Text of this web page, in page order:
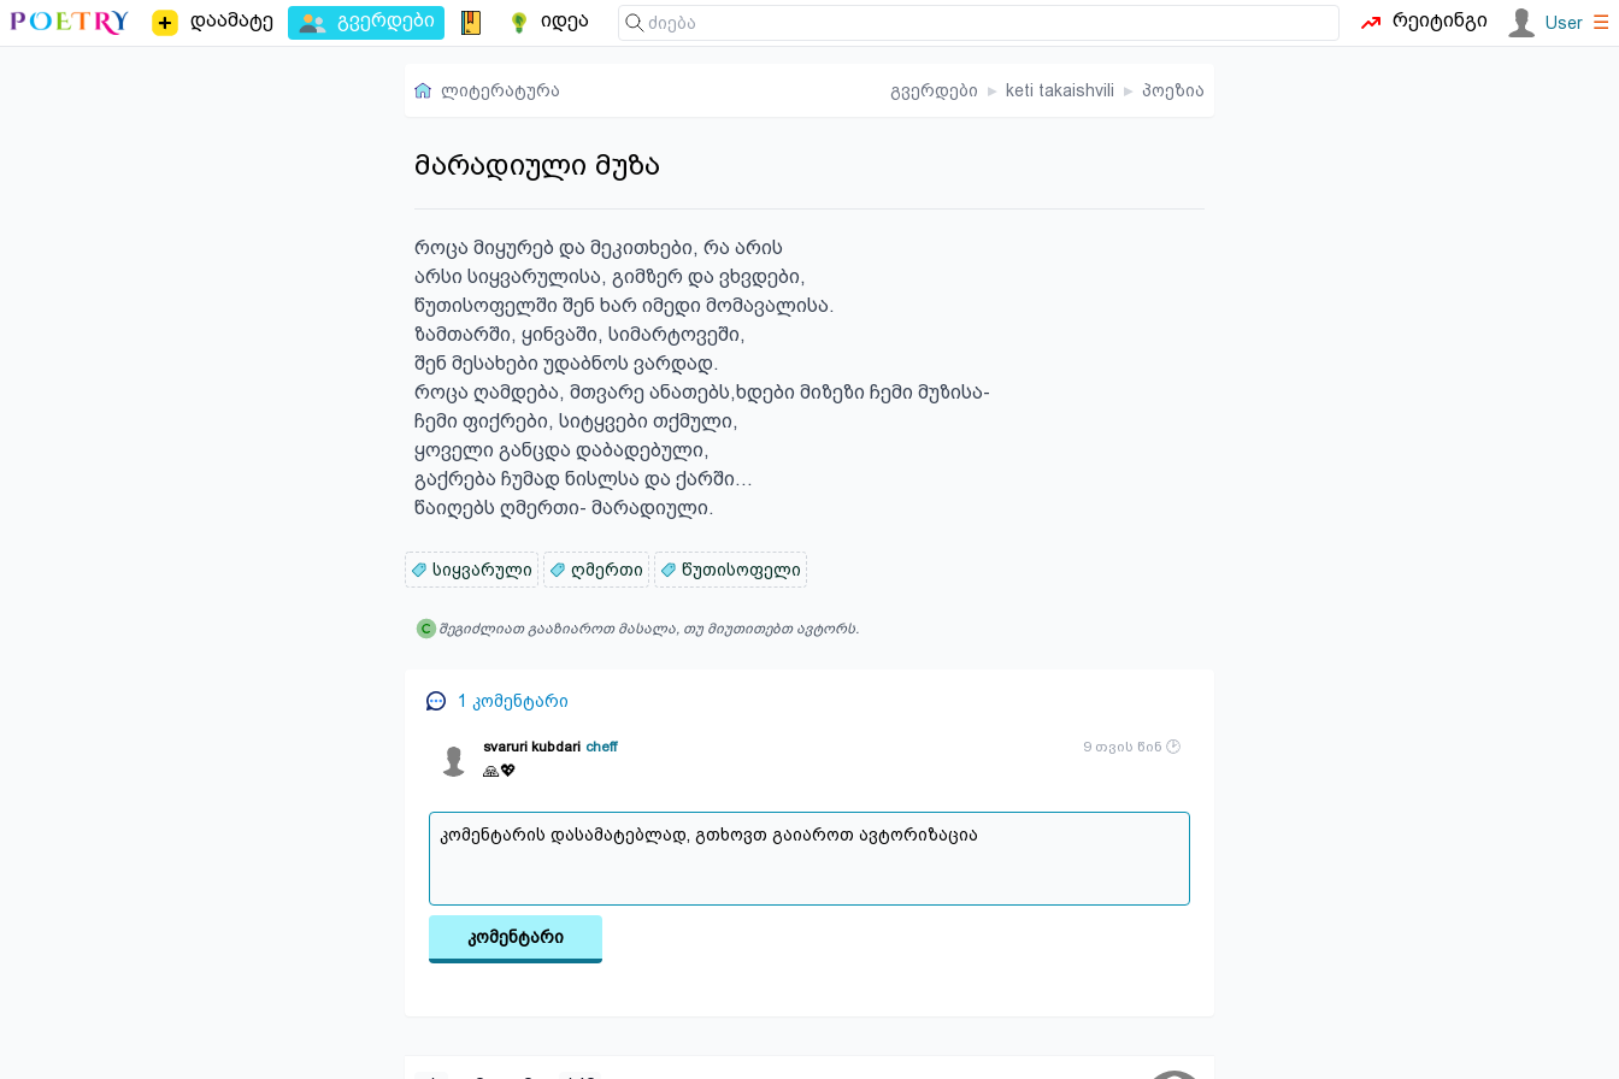
დაამატე გვერდები იდეა რეიტინგი User ☰
ლიტერატურა გვერდები ▸ keti takaishvili ▸ პოეზია
მარადიული მუზა
როცა მიყურებ და მეკითხები, რა არის
არსი სიყვარულისა, გიმზერ და ვხვდები,
წუთისოფელში შენ ხარ იმედი მომავალისა.
ზამთარში, ყინვაში, სიმარტოვეში,
შენ მესახები უდაბნოს ვარდად.
როცა ღამდება, მთვარე ანათებს,ხდები მიზეზი ჩემი მუზისა-
ჩემი ფიქრები, სიტყვები თქმული,
ყოველი განცდა დაბადებული,
გაქრება ჩუმად ნისლსა და ქარში...
წაიღებს ღმერთი- მარადიული.
სიყვარული ღმერთი წუთისოფელი
შეგიძლიათ გააზიაროთ მასალა, თუ მიუთითებთ ავტორს.
1 კომენტარი
svaruri kubdari cheff 9 თვის წინ
🙏💖
კომენტარი